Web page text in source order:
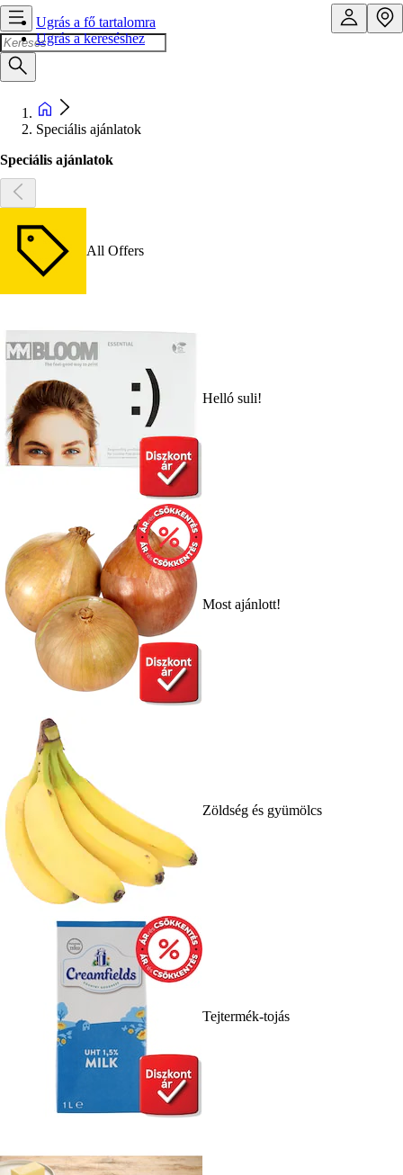
Ugrás a fő tartalomra
Ugrás a kereséshez
Speciális ajánlatok
Speciális ajánlatok
All Offers
Helló suli!
Most ajánlott!
Zöldség és gyümölcs
Tejtermék-tojás